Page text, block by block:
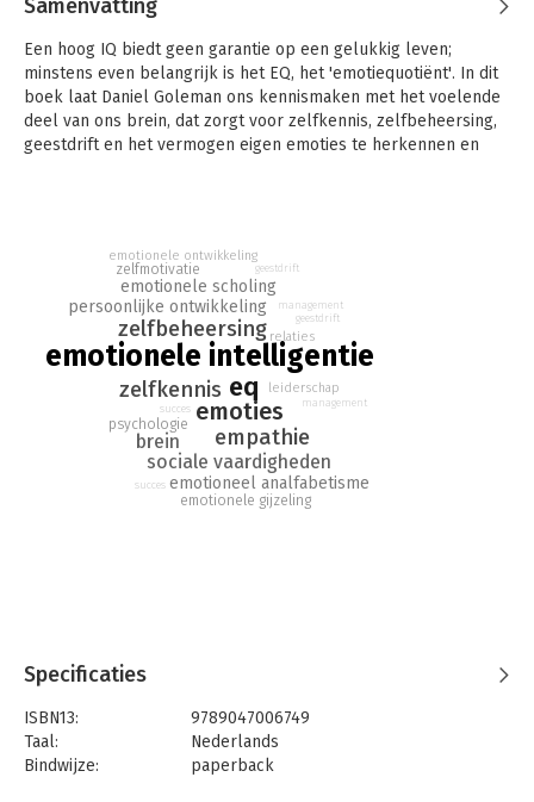
Samenvatting
Een hoog IQ biedt geen garantie op een gelukkig leven;
minstens even belangrijk is het EQ, het 'emotiequotiënt'. In dit
boek laat Daniel Goleman ons kennismaken met het voelende
deel van ons brein, dat zorgt voor zelfkennis, zelfbeheersing,
geestdrift en het vermogen eigen emoties te herkennen en
succes in werk en relaties en voor ons lichamelijk
welbevinden.
Emotionele intelligentiewerd in veertig talen vertaald;
wereldwijd zijn er vijf miljoen exemplaren van verkocht.
emotionele intelligentie
eq
emoties
zelfbeheersing
empathie
zelfkennis
sociale vaardigheden
brein
persoonlijke ontwikkeling
emotionele scholing
emotioneel analfabetisme
emotionele gijzeling
psychologie
zelfmotivatie
relaties
leiderschap
emotionele ontwikkeling
geestdrift
management
succes
geestdrift
management
succes
Specificaties
ISBN13:
9789047006749
Taal:
Nederlands
Bindwijze:
paperback